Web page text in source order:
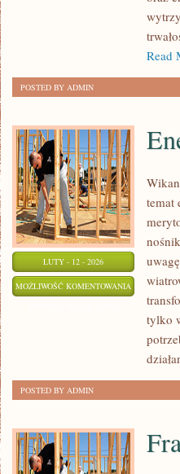
Read
POSTED BY ADMIN
LUTY - 12 - 2026
MOŻLIWOŚĆ KOMENTOWANIA ENERGIA
ŚWIECIE
temat
tylko
POSTED BY ADMIN